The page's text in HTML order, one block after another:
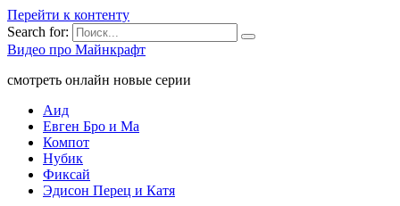
Перейти к контенту
Search for:
Видео про Майнкрафт
смотреть онлайн новые серии
Аид
Евген Бро и Ма
Компот
Нубик
Фиксай
Эдисон Перец и Катя